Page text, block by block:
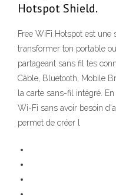
Hotspot Shield.
Free WiFi Hotspot est
transformer ton portable
partageant sans fil tes
Câble, Bluetooth, Mobile
la carte sans-fil intégré.
Wi-Fi sans avoir besoin
permet de créer l